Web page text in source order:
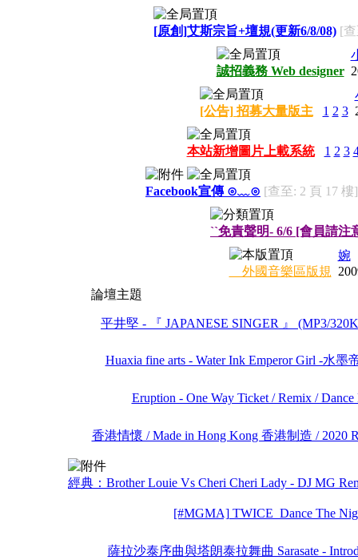
[原創]艾斯宗旨+壇規(更新6/8/08) [
誠招義務 Web designer
[公告] 招募大量版主 1 2 3
本站新增圖片上載系統 1 2 3
Facebook宣傳 ⊙﹏⊙ [查至: 2 頁 17 樓]
``免責聲明- 6/6 [會員請注
外國音樂區版規
婉
論壇主題
平井堅 - 『 JAPANESE SINGER 』 (MP3/
Huaxia fine arts - Water Ink Emperor Girl -水墨
Eruption - One Way Ticket / Remix /
香港情懷 / Made in Hong Kong 香港制造 / 2020
經典：Brother Louie Vs Cheri Cheri Lady - DJ MG
[#MGMA] TWICE_Dance The
薩拉沙泰序曲與塔朗泰拉舞曲 Sarasate -